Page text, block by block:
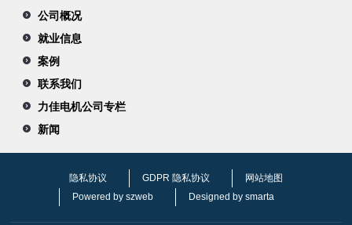
公司概况
就业信息
案例
联系我们
力佳电机公司专栏
新闻
隐私协议 GDPR 隐私协议
网站地图
Powered by szweb
Designed by smarta